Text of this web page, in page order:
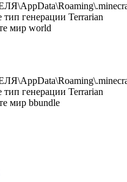
генерации Terrarian
мир world
генерации Terrarian
мир bbundle